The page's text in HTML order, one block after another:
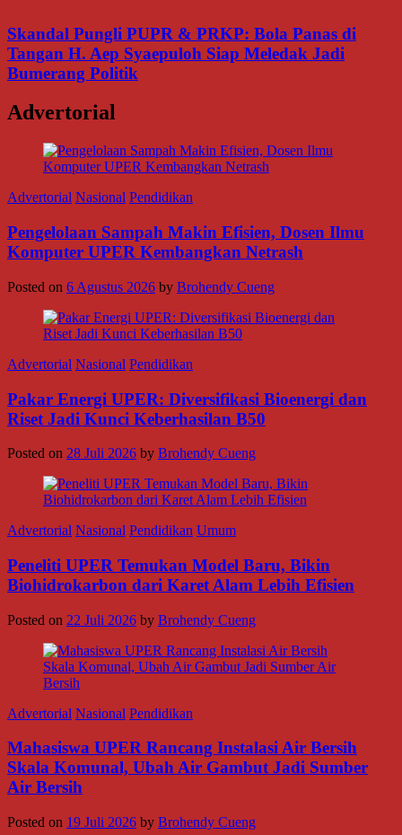
Skandal Pungli PUPR & PRKP: Bola Panas di
Tangan H. Aep Syaepuloh Siap Meledak Jadi
Bumerang Politik
Advertorial
Advertorial Nasional Pendidikan
Pengelolaan Sampah Makin Efisien, Dosen Ilmu
Komputer UPER Kembangkan Netrash
Posted on 6 Agustus 2026 by Brohendy Cueng
Advertorial Nasional Pendidikan
Pakar Energi UPER: Diversifikasi Bioenergi dan
Riset Jadi Kunci Keberhasilan B50
Posted on 28 Juli 2026 by Brohendy Cueng
Advertorial Nasional Pendidikan Umum
Peneliti UPER Temukan Model Baru, Bikin
Biohidrokarbon dari Karet Alam Lebih Efisien
Posted on 22 Juli 2026 by Brohendy Cueng
Advertorial Nasional Pendidikan
Mahasiswa UPER Rancang Instalasi Air Bersih
Skala Komunal, Ubah Air Gambut Jadi Sumber
Air Bersih
Posted on 19 Juli 2026 by Brohendy Cueng